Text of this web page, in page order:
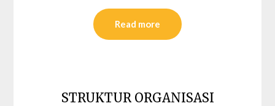
Read more
STRUKTUR ORGANISASI